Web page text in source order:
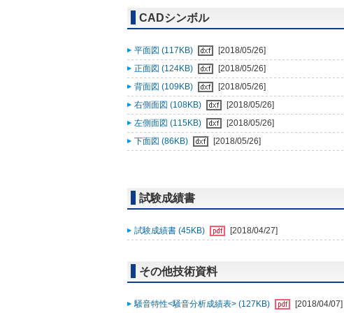
CADシンボル
平面図 (117KB)
[2018/05/26]
正面図 (124KB)
[2018/05/26]
背面図 (109KB)
[2018/05/26]
右側面図 (108KB)
[2018/05/26]
左側面図 (115KB)
[2018/05/26]
下面図 (86KB)
[2018/05/26]
試験成績書
試験成績書 (45KB) [2018/04/27]
その他技術資料
騒音特性<騒音分析成績表> (127KB) [2018/04/07]